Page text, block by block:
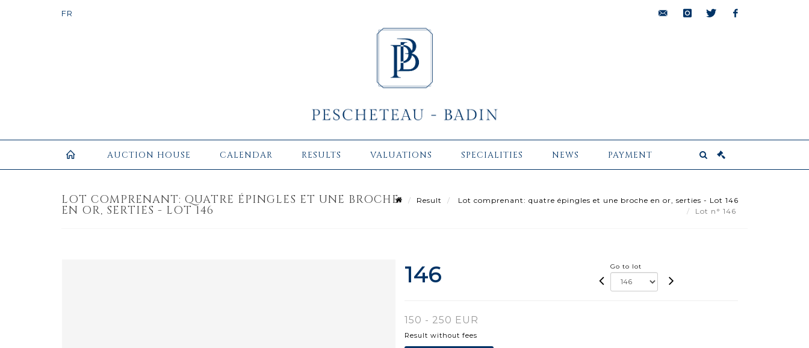
AUCTION HOUSE CALENDAR RESULTS VALUATIONS SPECIALITIES NEWS PAYMENT
LOT COMPRENANT: QUATRE ÉPINGLES ET UNE BROCHE
EN OR, SERTIES - LOT 146
Result
Lot comprenant: quatre épingles et une broche en or, serties - Lot 146
Lot n° 146
146 Go to lot
150 - 250 EUR
Result without fees